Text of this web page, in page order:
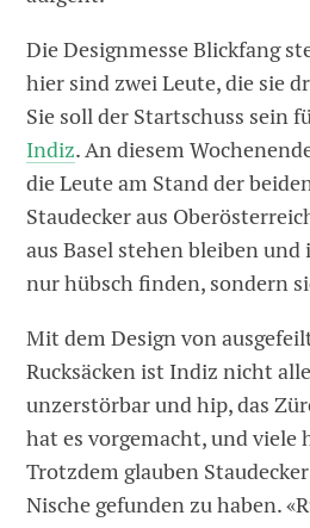
Die Designmesse Blickfang
hier sind zwei Leute, die sie
Sie soll der Startschuss sein
Indiz. An diesem
die Leute am Stand der
Staudecker aus
aus Basel stehen bleiben und
nur hübsch finden, sondern
Mit dem Design von
Rucksäcken ist Indiz nicht
unzerstörbar und hip, das
hat es vorgemacht, und viele
Trotzdem glauben
Nische gefunden zu haben.